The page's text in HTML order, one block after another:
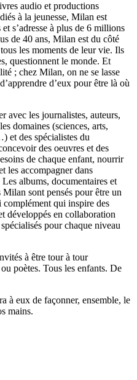
audio et productions
à la jeunesse, Milan est
s’adresse à plus de 6 millions
de 40 ans, Milan est du côté
les moments de leur vie. Ils
questionnent le monde. Et
; chez Milan, on ne se lasse
d’eux pour être là où
avec les journalistes, auteurs,
domaines (sciences, arts,
et des spécialistes du
des oeuvres et des
de chaque enfant, nourrir
les accompagner dans
albums, documentaires et
sont pensés pour être un
complément qui inspire des
développés en collaboration
pour chaque niveau
à être tour à tour
poètes. Tous les enfants. De
à eux de façonner, ensemble, le
mains.